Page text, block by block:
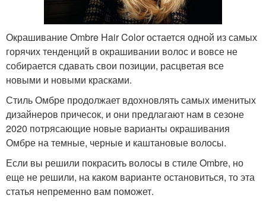
Окрашивание Ombre Hair Color остается одной из самых
горячих тенденций в окрашивании волос и вовсе не
собирается сдавать свои позиции, расцветая все
новыми и новыми красками.
Стиль Омбре продолжает вдохновлять самых именитых
дизайнеров причесок, и они предлагают нам в сезоне
2020 потрясающие новые варианты окрашивания
Омбре на темные, черные и каштановые волосы.
Если вы решили покрасить волосы в стиле Ombrе, но
еще не решили, на каком варианте остановиться, то эта
статья непременно вам поможет.